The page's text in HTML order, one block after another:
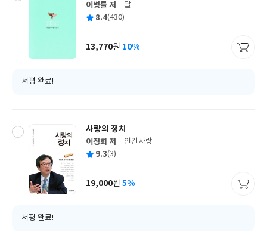
글
쓴
이병률 저
출
사
달
평 8.4(430)
가
13,770원 10%
서평 완료!
사랑의 정치
글
쓴
이정희 저
출
사
인간사랑
평 9.3(3)
가
19,000원 5%
서평 완료!